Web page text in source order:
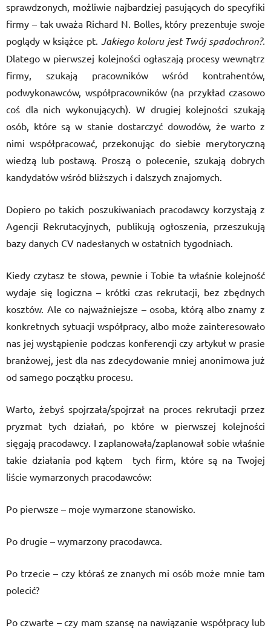
sprawdzonych, możliwie najbardziej pasujących do specyfiki
firmy – tak uważa Richard N. Bolles, który prezentuje swoje
poglądy w książce pt. Jakiego koloru jest Twój spadochron?.
Dlatego w pierwszej kolejności ogłaszają procesy wewnątrz
firmy, szukają pracowników wśród kontrahentów,
podwykonawców, współpracowników (na przykład czasowo
coś dla nich wykonujących). W drugiej kolejności szukają
osób, które są w stanie dostarczyć dowodów, że warto z
nimi współpracować, przekonując do siebie merytoryczną
wiedzą lub postawą. Proszą o polecenie, szukają dobrych
kandydatów wśród bliższych i dalszych znajomych.
Dopiero po takich poszukiwaniach pracodawcy korzystają z
Agencji Rekrutacyjnych, publikują ogłoszenia, przeszukują
bazy danych CV nadesłanych w ostatnich tygodniach.
Kiedy czytasz te słowa, pewnie i Tobie ta właśnie kolejność
wydaje się logiczna – krótki czas rekrutacji, bez zbędnych
kosztów. Ale co najważniejsze – osoba, którą albo znamy z
konkretnych sytuacji współpracy, albo może zainteresowało
nas jej wystąpienie podczas konferencji czy artykuł w prasie
branżowej, jest dla nas zdecydowanie mniej anonimowa już
od samego początku procesu.
Warto, żebyś spojrzała/spojrzał na proces rekrutacji przez
pryzmat tych działań, po które w pierwszej kolejności
sięgają pracodawcy. I zaplanowała/zaplanował sobie właśnie
takie działania pod kątem tych firm, które są na Twojej
liście wymarzonych pracodawców:
Po pierwsze – moje wymarzone stanowisko.
Po drugie – wymarzony pracodawca.
Po trzecie – czy któraś ze znanych mi osób może mnie tam
polecić?
Po czwarte – czy mam szansę na nawiązanie współpracy lub